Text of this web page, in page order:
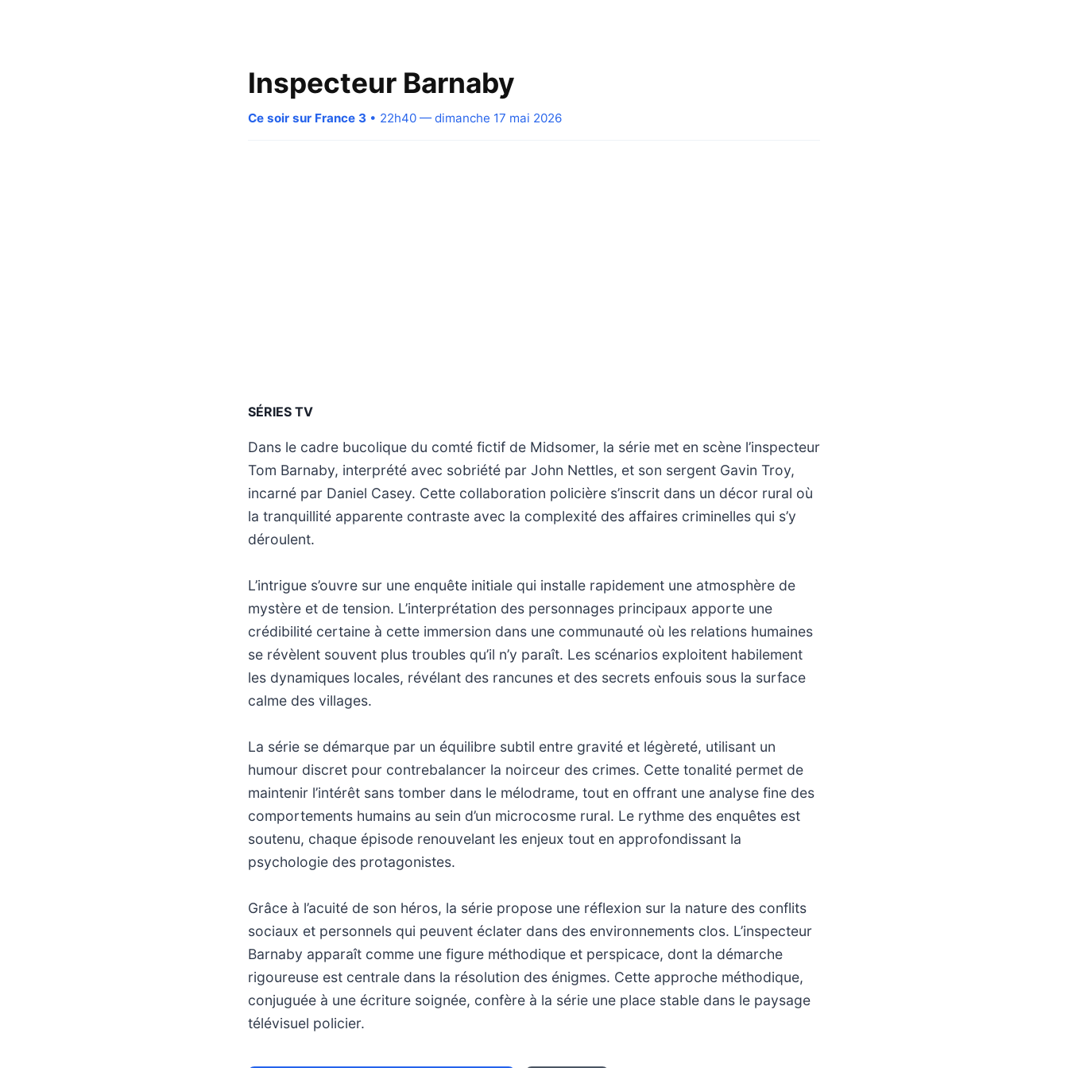
Inspecteur Barnaby
Ce soir sur France 3 • 22h40 — dimanche 17 mai 2026
SÉRIES TV
Dans le cadre bucolique du comté fictif de Midsomer, la série met en scène l’inspecteur
Tom Barnaby, interprété avec sobriété par John Nettles, et son sergent Gavin Troy,
incarné par Daniel Casey. Cette collaboration policière s’inscrit dans un décor rural où
la tranquillité apparente contraste avec la complexité des affaires criminelles qui s’y
déroulent.
L’intrigue s’ouvre sur une enquête initiale qui installe rapidement une atmosphère de
mystère et de tension. L’interprétation des personnages principaux apporte une
crédibilité certaine à cette immersion dans une communauté où les relations humaines
se révèlent souvent plus troubles qu’il n’y paraît. Les scénarios exploitent habilement
les dynamiques locales, révélant des rancunes et des secrets enfouis sous la surface
calme des villages.
La série se démarque par un équilibre subtil entre gravité et légèreté, utilisant un
humour discret pour contrebalancer la noirceur des crimes. Cette tonalité permet de
maintenir l’intérêt sans tomber dans le mélodrame, tout en offrant une analyse fine des
comportements humains au sein d’un microcosme rural. Le rythme des enquêtes est
soutenu, chaque épisode renouvelant les enjeux tout en approfondissant la
psychologie des protagonistes.
Grâce à l’acuité de son héros, la série propose une réflexion sur la nature des conflits
sociaux et personnels qui peuvent éclater dans des environnements clos. L’inspecteur
Barnaby apparaît comme une figure méthodique et perspicace, dont la démarche
rigoureuse est centrale dans la résolution des énigmes. Cette approche méthodique,
conjuguée à une écriture soignée, confère à la série une place stable dans le paysage
télévisuel policier.